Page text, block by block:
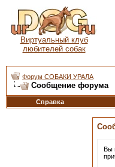
Виртуальный клуб
любителей собак
Форум СОБАКИ УРАЛА
Сообщение форума
Справка
Вы